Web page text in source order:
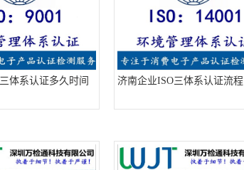
体系认证多久时间 济南企业ISO三体系认证流程